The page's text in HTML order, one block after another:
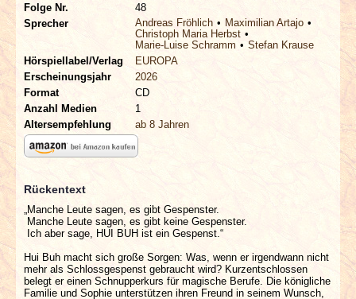
LINKS
ARCHIV
Folge Nr.
48
Sprecher
Andreas Fröhlich
Maximilian Artajo
Christoph Maria Herbst
Marie-Luise Schramm
Stefan Krause
Hörspiellabel/Verlag
EUROPA
Erscheinungsjahr
2026
Format
CD
Anzahl Medien
1
Altersempfehlung
ab 8 Jahren
Rückentext
„Manche Leute sagen, es gibt Gespenster.
Manche Leute sagen, es gibt keine Gespenster.
Ich aber sage, HUI BUH ist ein Gespenst.“
Hui Buh macht sich große Sorgen: Was, wenn er irgendwann nicht
mehr als Schlossgespenst gebraucht wird? Kurzentschlossen
belegt er einen Schnupperkurs für magische Berufe. Die königliche
Familie und Sophie unterstützen ihren Freund in seinem Wunsch,